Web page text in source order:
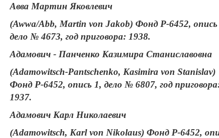
Авва Мартин Яковлевич
(Awwa/Abb, Martin von Jakob) Фонд Р-6452,
дело № 4673, год приговора: 1938.
Адамович - Панченко Казимира Станиславовна
(Adamowitsch-Pantschenko, Kasimira von Stanislav)
Фонд Р-6452, опись 1, дело № 6807, год
1937.
Адамович Карл Николаевич
(Adamowitsch, Karl von Nikolaus) Фонд Р-6452,